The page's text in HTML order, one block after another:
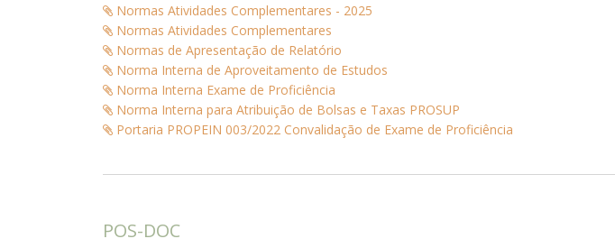
Normas Atividades Complementares - 2025
Normas Atividades Complementares
Normas de Apresentação de Relatório
Norma Interna de Aproveitamento de Estudos
Norma Interna Exame de Proficiência
Norma Interna para Atribuição de Bolsas e Taxas PROSUP
Portaria PROPEIN 003/2022 Convalidação de Exame de Proficiência
POS-DOC